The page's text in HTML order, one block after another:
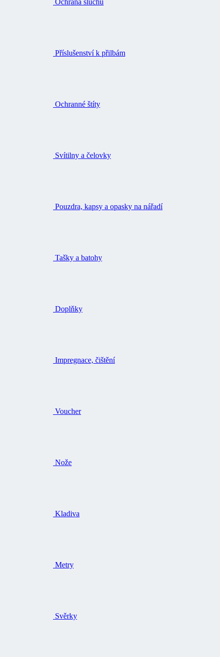
Ochrana sluchu
Příslušenství k přilbám
Ochranné štíty
Svítilny a čelovky
Pouzdra, kapsy a opasky na nářadí
Tašky a batohy
Doplňky
Impregnace, čištění
Voucher
Nože
Kladiva
Metry
Svěrky